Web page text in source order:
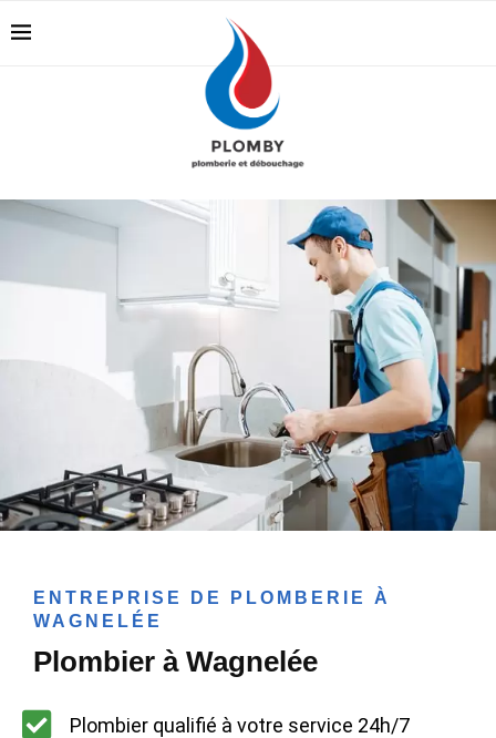
ENTREPRISE DE PLOMBERIE À
WAGNELÉE
Plombier à Wagnelée
Plombier qualifié à votre service 24h/7